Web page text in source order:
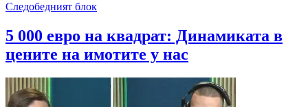
Следобедният блок
5 000 евро на квадрат: Динамиката в
цените на имотите у нас